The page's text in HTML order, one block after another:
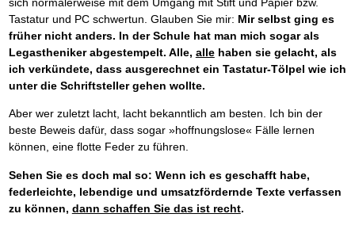
Tastatur und PC schwertun. Glauben Sie mir: Mir selbst ging es
früher nicht anders. In der Schule hat man mich sogar als
Legastheniker abgestempelt. Alle, allehaben sie gelacht, als
ich verkündete, dass ausgerechnet ein Tastatur-Tölpel wie ich
unter die Schriftsteller gehen wollte.
Aber wer zuletzt lacht, lacht bekanntlich am besten. Ich bin der
beste Beweis dafür, dass sogar »hoffnungslose« Fälle lernen
können, eine flotte Feder zu führen.
Sehen Sie es doch mal so: Wenn ich es geschafft habe,
federleichte, lebendige und umsatzfördernde Texte verfassen
zu können, dann schaffen Sie das ist recht.